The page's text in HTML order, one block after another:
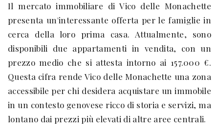
Il mercato immobiliare di Vico delle Monachette
presenta un'interessante offerta per le famiglie in
cerca della loro prima casa. Attualmente, sono
disponibili due appartamenti in vendita, con un
prezzo medio che si attesta intorno ai 157.000 €.
Questa cifra rende Vico delle Monachette una zona
accessibile per chi desidera acquistare un immobile
in un contesto genovese ricco di storia e servizi, ma
lontano dai prezzi più elevati di altre aree centrali.